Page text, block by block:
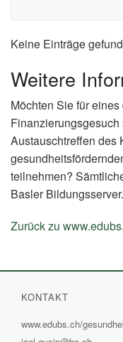
Keine Einträge
Weitere
Möchten Sie für
Austauschtreffen des
teilnehmen?
Basler Bildungsserver.
Zurück zu
KONTAKT
www.edubs.ch/